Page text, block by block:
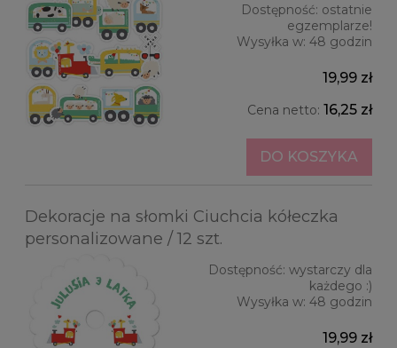
Dostępność: ostatnie
egzemplarze!
Wysyłka w: 48 godzin
19,99 zł
Cena netto: 16,25 zł
DO KOSZYKA
Dekoracje na słomki Ciuchcia kółeczka
personalizowane / 12 szt.
Dostępność: wystarczy dla
każdego :)
Wysyłka w: 48 godzin
19,99 zł